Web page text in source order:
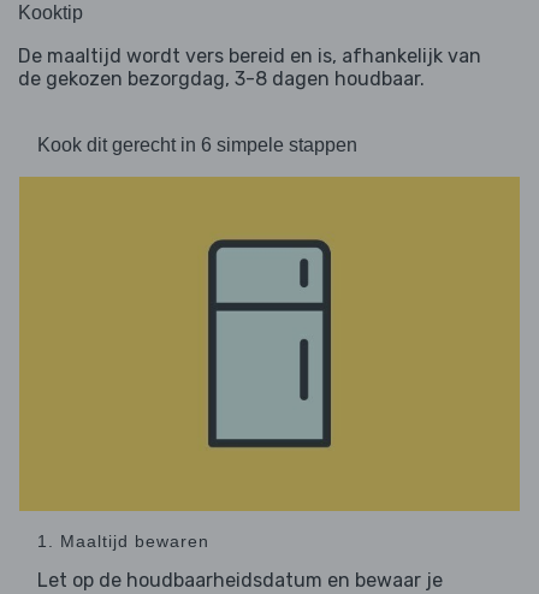
Kooktip
De maaltijd wordt vers bereid en is, afhankelijk van
de gekozen bezorgdag, 3-8 dagen houdbaar.
Kook dit gerecht in 6 simpele stappen
1. Maaltijd bewaren
Let op de houdbaarheidsdatum en bewaar je